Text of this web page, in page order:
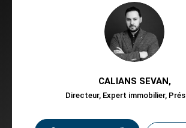
CALIANS SEVAN,
Directeur, Expert immobilier,